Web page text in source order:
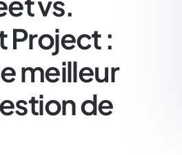
Project :
meilleur
de